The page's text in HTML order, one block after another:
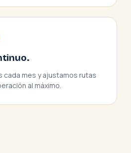
cada mes y ajustamos rutas
al máximo.